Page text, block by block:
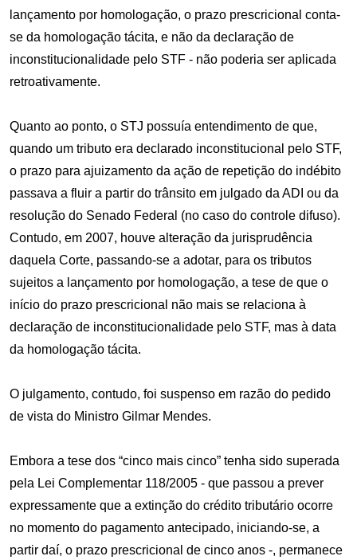
lançamento por homologação, o prazo prescricional conta-
se da homologação tácita, e não da declaração de
inconstitucionalidade pelo STF - não poderia ser aplicada
retroativamente.
Quanto ao ponto, o STJ possuía entendimento de que,
quando um tributo era declarado inconstitucional pelo STF,
o prazo para ajuizamento da ação de repetição do indébito
passava a fluir a partir do trânsito em julgado da ADI ou da
resolução do Senado Federal (no caso do controle difuso).
Contudo, em 2007, houve alteração da jurisprudência
daquela Corte, passando-se a adotar, para os tributos
sujeitos a lançamento por homologação, a tese de que o
início do prazo prescricional não mais se relaciona à
declaração de inconstitucionalidade pelo STF, mas à data
da homologação tácita.
O julgamento, contudo, foi suspenso em razão do pedido
de vista do Ministro Gilmar Mendes.
Embora a tese dos “cinco mais cinco” tenha sido superada
pela Lei Complementar 118/2005 - que passou a prever
expressamente que a extinção do crédito tributário ocorre
no momento do pagamento antecipado, iniciando-se, a
partir daí, o prazo prescricional de cinco anos -, permanece